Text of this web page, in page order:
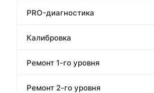
PRO-диагностика
Калибровка
Ремонт 1-го уровня
Ремонт 2-го уровня